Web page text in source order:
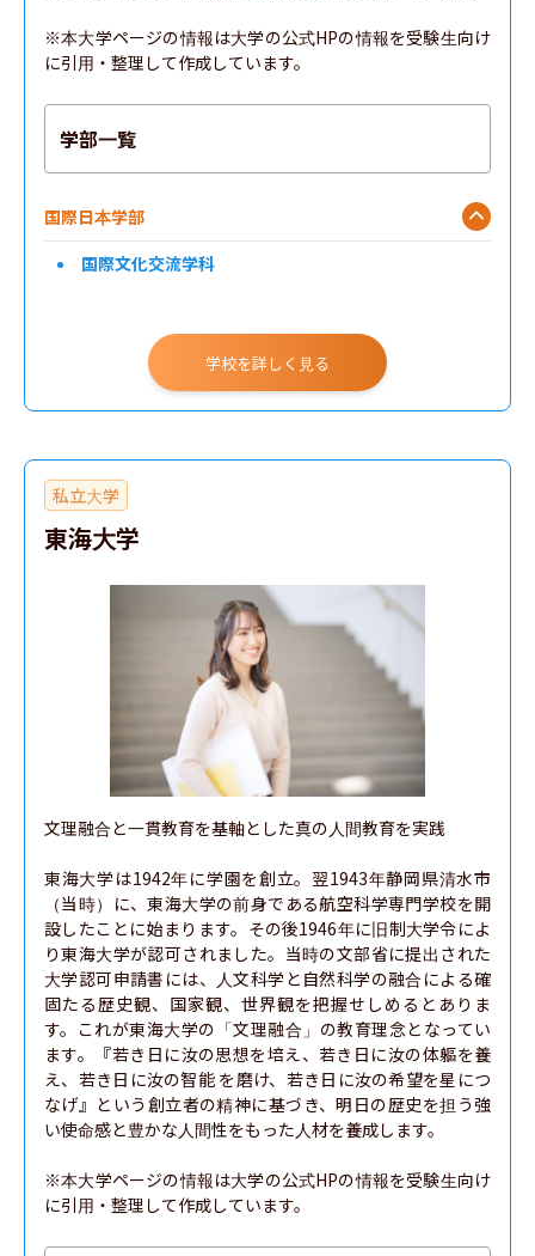
※本大学ページの情報は大学の公式HPの情報を受験生向け
に引用・整理して作成しています。
学部一覧
国際日本学部
国際文化交流学科
学校を詳しく見る
私立大学
東海大学
文理融合と一貫教育を基軸とした真の人間教育を実践
東海大学は1942年に学園を創立。翌1943年静岡県清水市
（当時）に、東海大学の前身である航空科学専門学校を開
設したことに始まります。その後1946年に旧制大学令によ
り東海大学が認可されました。当時の文部省に提出された
大学認可申請書には、人文科学と自然科学の融合による確
固たる歴史観、国家観、世界観を把握せしめるとありま
す。これが東海大学の「文理融合」の教育理念となってい
ます。『若き日に汝の思想を培え、若き日に汝の体軀を養
え、若き日に汝の智能 を磨け、若き日に汝の希望を星につ
なげ』という創立者の精神に基づき、明日の歴史を担う強
い使命感と豊かな人間性をもった人材を養成します。
※本大学ページの情報は大学の公式HPの情報を受験生向け
に引用・整理して作成しています。